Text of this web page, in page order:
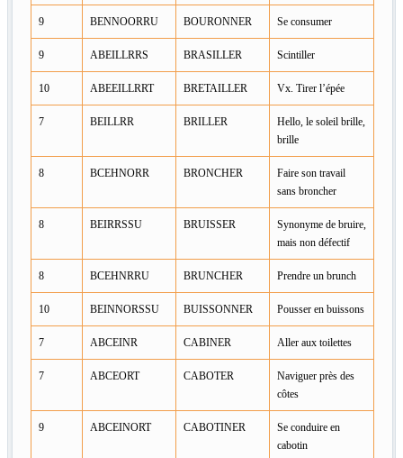
9 BENNOORRU BOURONNER Se consumer
9 ABEILLRRS BRASILLER Scintiller
10 ABEEILLRRT BRETAILLER Vx. Tirer l’épée
7 BEILLRR BRILLER
Hello, le soleil brille,
brille
8 BCEHNORR BRONCHER
Faire son travail
sans broncher
8 BEIRRSSU BRUISSER
Synonyme de bruire,
mais non défectif
8 BCEHNRRU BRUNCHER Prendre un brunch
10 BEINNORSSU BUISSONNER Pousser en buissons
7 ABCEINR CABINER Aller aux toilettes
7 ABCEORT CABOTER
Naviguer près des
côtes
9 ABCEINORT CABOTINER
Se conduire en
cabotin